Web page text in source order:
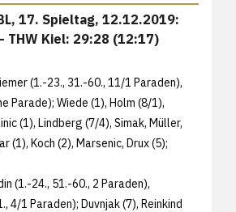
17. Spieltag, 12.12.2019:
THW Kiel: 29:28 (12:17)
(1.-23., 31.-60., 11/1 Paraden),
Parade); Wiede (1), Holm (8/1),
(1), Lindberg (7/4), Simak, Müller,
(1), Koch (2), Marsenic, Drux (5);
(1.-24., 51.-60., 2 Paraden),
4/1 Paraden); Duvnjak (7), Reinkind